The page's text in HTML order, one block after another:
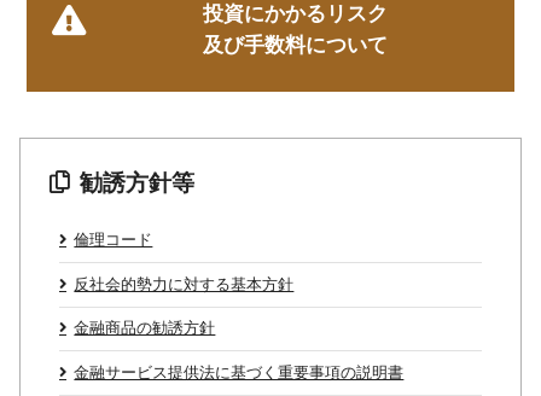
投資にかかるリスク
及び手数料について
勧誘方針等
倫理コード
反社会的勢力に対する基本方針
金融商品の勧誘方針
金融サービス提供法に基づく重要事項の説明書